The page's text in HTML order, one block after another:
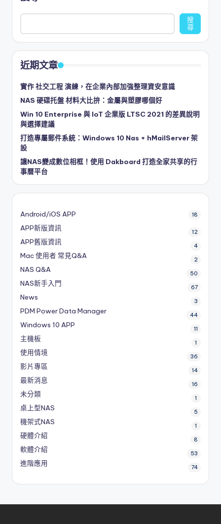
搜
尋
近期文章
實作 社交工程 演練，在企業內部加強整理資安意識
NAS 硬碟托盤 材料大比拚：金屬與塑膠哪個好
Win 10 Enterprise 與 IoT 企業版 LTSC 2021 的差異說明
與選擇建議
打造專屬郵件系統：Windows 10 Nas + hMailServer 架
設
讓NAS變成數位相框！使用 Dakboard 打造全家共享的行
事曆平台
Android/iOS APP 18
APP新版資訊 12
APP舊版資訊 4
Mac 使用者 常見Q&A 2
NAS Q&A 50
NAS新手入門 67
News 3
PDM Power Data Manager 44
Windows 10 APP 11
主機板 1
使用情境 36
影片專區 14
最新消息 16
未分類 1
桌上型NAS 5
機架式NAS 1
硬體介紹 8
軟體介紹 53
進階應用 74